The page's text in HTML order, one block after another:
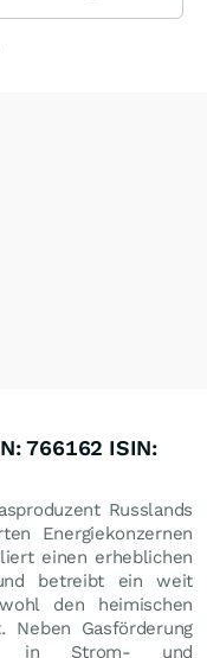
766162 ISIN:
Russlands
Energiekonzernen
einen erheblichen
betreibt ein weit
den heimischen
Gasförderung
in Strom- und